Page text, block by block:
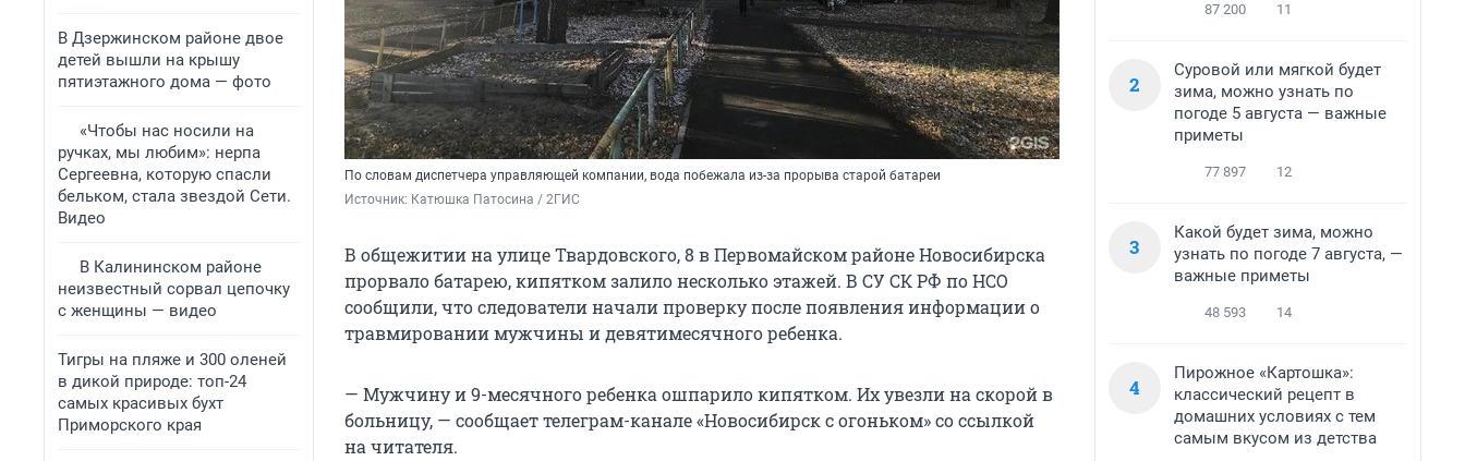
В Дзержинском районе двое
детей вышли на крышу
пятиэтажного дома — фото
«Чтобы нас носили на
ручках, мы любим»: нерпа
Сергеевна, которую спасли
бельком, стала звездой Сети.
Видео
В Калининском районе
неизвестный сорвал цепочку
с женщины — видео
Тигры на пляже и 300 оленей
в дикой природе: топ-24
самых красивых бухт
Приморского края
По словам диспетчера управляющей компании, вода побежала из-за прорыва старой батареи
Источник: Катюшка Патосина / 2ГИС
В общежитии на улице Твардовского, 8 в Первомайском районе Новосибирска
прорвало батарею, кипятком залило несколько этажей. В СУ СК РФ по НСО
сообщили, что следователи начали проверку после появления информации о
травмировании мужчины и девятимесячного ребенка.
— Мужчину и 9-месячного ребенка ошпарило кипятком. Их увезли на скорой в
больницу, — сообщает телеграм-канале «Новосибирск с огоньком» со ссылкой
на читателя.
87 200 11
2
Суровой или мягкой будет
зима, можно узнать по
погоде 5 августа — важные
приметы
77 897 12
3
Какой будет зима, можно
узнать по погоде 7 августа, —
важные приметы
48 593 14
4
Пирожное «Картошка»:
классический рецепт в
домашних условиях с тем
самым вкусом из детства